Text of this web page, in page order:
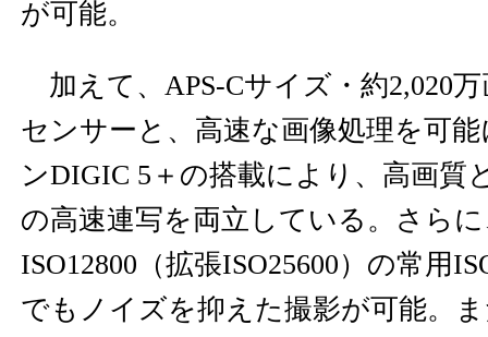
が可能。
加えて、APS-Cサイズ・約2,020
センサーと、高速な画像処理を可
ンDIGIC 5＋の搭載により、高画質
の高速連写を両立している。さら
ISO12800（拡張ISO25600）の常用
でもノイズを抑えた撮影が可能。